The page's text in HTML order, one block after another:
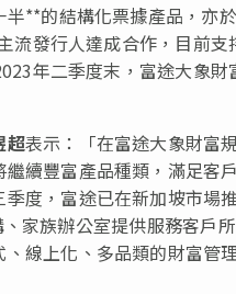
**的結構化票據產品，亦
流發行人達成合作，目前
年二季度末，富途大象
超表示：「在富途大象財富
續豐富產品種類，滿足客
度，富途已在新加坡市
家族辦公室提供服務客戶
線上化、多品類的財富管